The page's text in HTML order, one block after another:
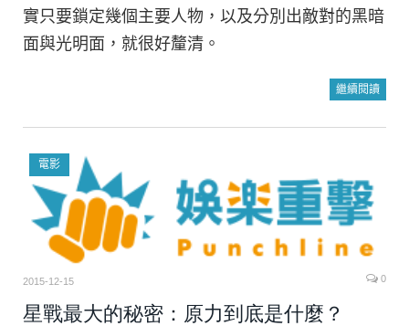
實只要鎖定幾個主要人物，以及分別出敵對的黑暗
面與光明面，就很好釐清。
繼續閱讀
電影
2015-12-15 0
星戰最大的秘密：原力到底是什麼？